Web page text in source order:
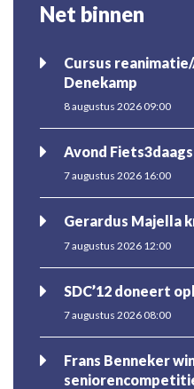
Net binnen
Cursus
Denekamp
8 augustus 2026 09:00
Avond
7 augustus 2026 16:00
Gerardus Majella
7 augustus 2026 12:00
SDC’12 doneert
7 augustus 2026 08:00
Frans Benneker